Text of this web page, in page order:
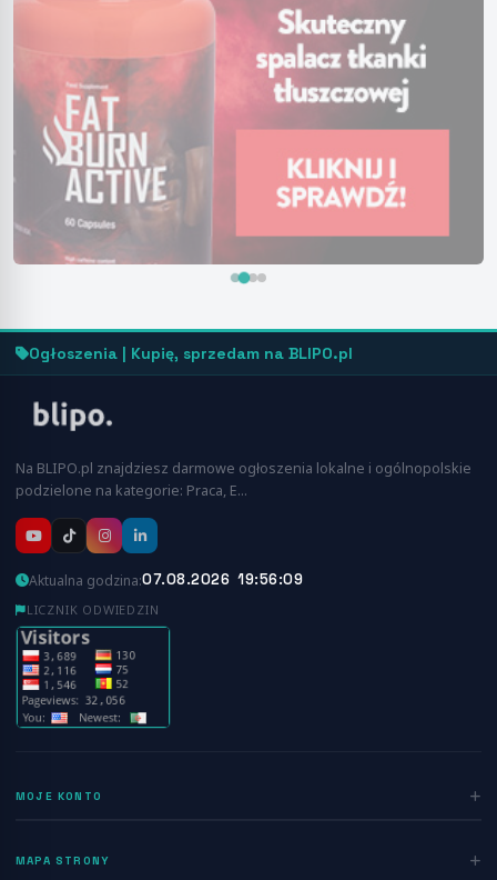
Ogłoszenia | Kupię, sprzedam na BLIPO.pl
Na BLIPO.pl znajdziesz darmowe ogłoszenia lokalne i ogólnopolskie
podzielone na kategorie: Praca, E…
Aktualna godzina:07.08.2026 19:56:09
LICZNIK ODWIEDZIN
MOJE KONTO
MAPA STRONY